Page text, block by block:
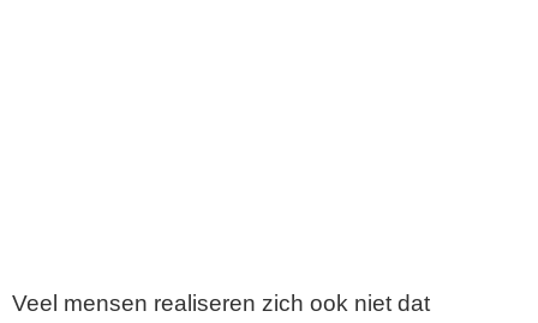
Veel mensen realiseren zich ook niet dat